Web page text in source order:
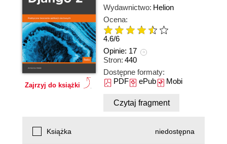
Zajrzyj do książki
Wydawnictwo: Helion
Ocena:
4.6/6
Opinie: 17
Stron: 440
Dostępne formaty:
PDFePubMobi
Czytaj fragment
Książka niedostępna